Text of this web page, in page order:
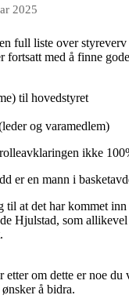
2025
full liste over
fortsatt med å finne
til hovedstyret
og varamedlem)
ikke
er en mann i
til at det har kommet
Hjulstad, som
om dette er noe du
å bidra.